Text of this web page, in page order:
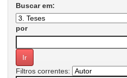
Buscar em:
por
Filtros correntes: